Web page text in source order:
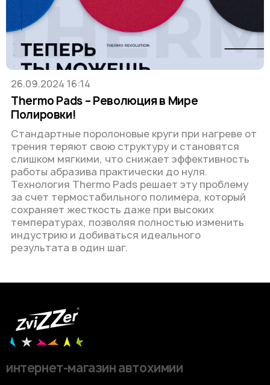
26.09.2024 16:14
Thermo Pads – Революция в Мире
Полировки!
Стандартные поролоновые круги при нагреве от
трения теряют свою структуру и становятся
слишком мягкими, что снижает эффективность
работы абразива практически до нуля.
Технология Thermo Pads решает эту проблему
за счет термостабильного полимера, который
сохраняет жесткость даже при высоких
температурах, позволяя полностью изменить
индустрию и добиваться идеального
результата в один шаг.
интернет-магазин автохимии